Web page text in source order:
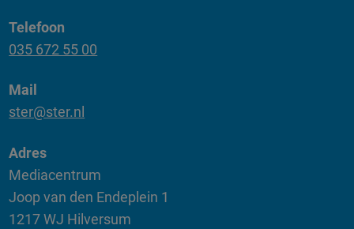
Telefoon
035 672 55 00
Mail
ster@ster.nl
Adres
Mediacentrum
Joop van den Endeplein 1
1217 WJ Hilversum